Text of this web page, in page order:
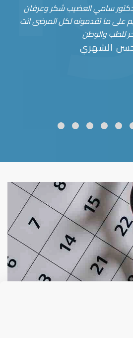
سامي العضيب شكر وعرفان
على ما تقدمونه لكل المرضى انت
للطب والوطن
الشهري